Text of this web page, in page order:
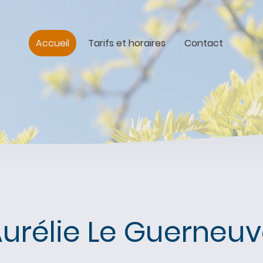
Accueil Tarifs et horaires Contact
Le